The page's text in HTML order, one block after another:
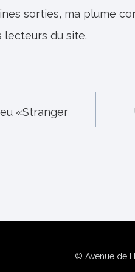
sorties, ma plume
lecteurs du site.
«Stranger
© Avenue de